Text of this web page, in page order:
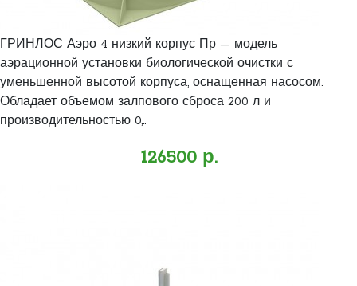
ГРИНЛОС Аэро 4 низкий корпус Пр — модель
аэрационной установки биологической очистки с
уменьшенной высотой корпуса, оснащенная насосом.
Обладает объемом залпового сброса 200 л и
производительностью 0,..
126500 р.